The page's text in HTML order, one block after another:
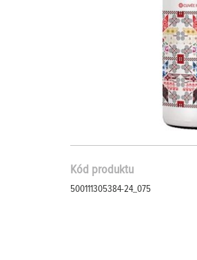
Kód produktu
500111305384-24_075